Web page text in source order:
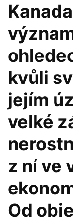
kvůli
jejím
velké
z ní ve
Od